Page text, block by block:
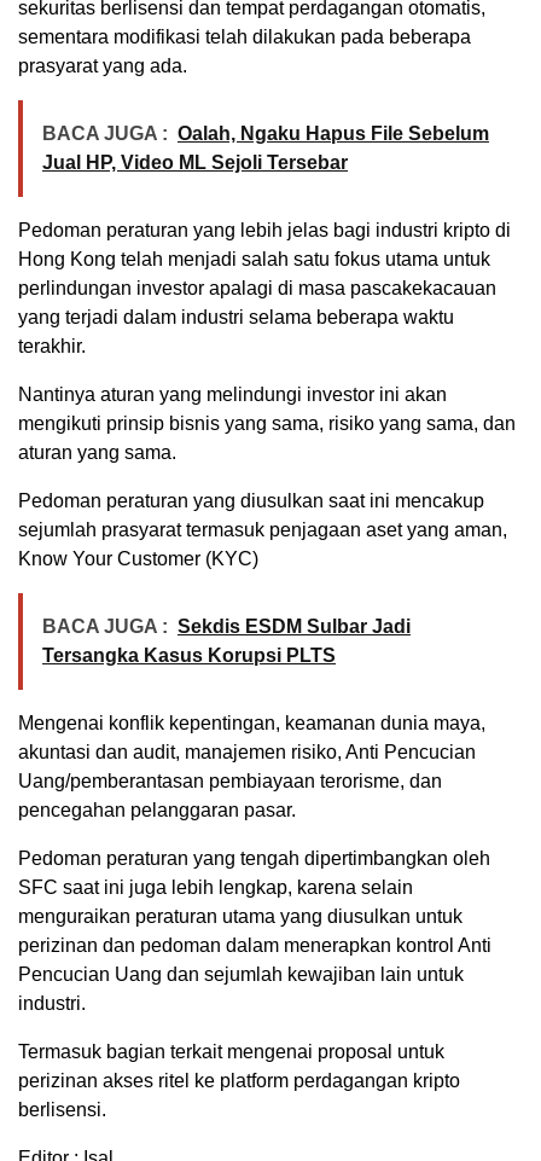
sekuritas berlisensi dan tempat perdagangan otomatis,
sementara modifikasi telah dilakukan pada beberapa
prasyarat yang ada.
BACA JUGA : Oalah, Ngaku Hapus File Sebelum
Jual HP, Video ML Sejoli Tersebar
Pedoman peraturan yang lebih jelas bagi industri kripto di
Hong Kong telah menjadi salah satu fokus utama untuk
perlindungan investor apalagi di masa pascakekacauan
yang terjadi dalam industri selama beberapa waktu
terakhir.
Nantinya aturan yang melindungi investor ini akan
mengikuti prinsip bisnis yang sama, risiko yang sama, dan
aturan yang sama.
Pedoman peraturan yang diusulkan saat ini mencakup
sejumlah prasyarat termasuk penjagaan aset yang aman,
Know Your Customer (KYC)
BACA JUGA : Sekdis ESDM Sulbar Jadi
Tersangka Kasus Korupsi PLTS
Mengenai konflik kepentingan, keamanan dunia maya,
akuntasi dan audit, manajemen risiko, Anti Pencucian
Uang/pemberantasan pembiayaan terorisme, dan
pencegahan pelanggaran pasar.
Pedoman peraturan yang tengah dipertimbangkan oleh
SFC saat ini juga lebih lengkap, karena selain
menguraikan peraturan utama yang diusulkan untuk
perizinan dan pedoman dalam menerapkan kontrol Anti
Pencucian Uang dan sejumlah kewajiban lain untuk
industri.
Termasuk bagian terkait mengenai proposal untuk
perizinan akses ritel ke platform perdagangan kripto
berlisensi.